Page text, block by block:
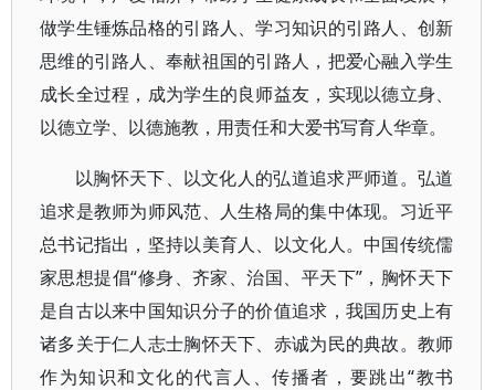
做学生锤炼品格的引路人、学习知识的引路人、创新
思维的引路人、奉献祖国的引路人，把爱心融入学生
成长全过程，成为学生的良师益友，实现以德立身、
以德立学、以德施教，用责任和大爱书写育人华章。
以胸怀天下、以文化人的弘道追求严师道。弘道
追求是教师为师风范、人生格局的集中体现。习近平
总书记指出，坚持以美育人、以文化人。中国传统儒
家思想提倡“修身、齐家、治国、平天下”，胸怀天下
是自古以来中国知识分子的价值追求，我国历史上有
诸多关于仁人志士胸怀天下、赤诚为民的典故。教师
作为知识和文化的代言人、传播者，要跳出“教书